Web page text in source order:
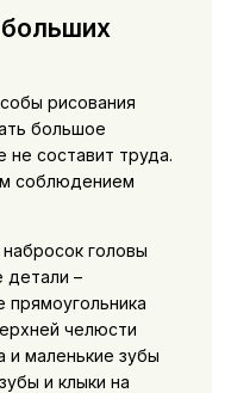
рисования
большое
составит труда.
соблюдением
головы
детали –
прямоугольника
челюсти
и маленькие зубы
и клыки на